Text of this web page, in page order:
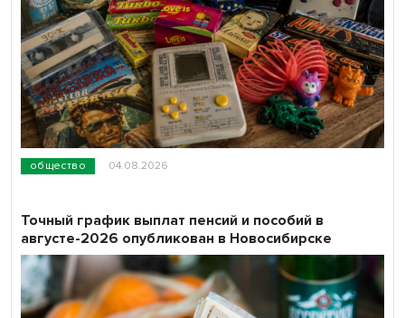
общество 04.08.2026
Точный график выплат пенсий и пособий в
августе-2026 опубликован в Новосибирске